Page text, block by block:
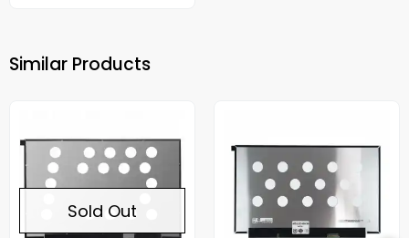
Similar Products
Sold Out